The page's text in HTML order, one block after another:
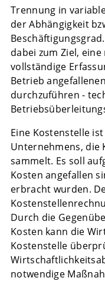
Trennung in
der Abhängigkeit
dabei zum Ziel,
vollständige
Betrieb
durchzuführen -
Eine Kostenstelle
Unternehmens, die
sammelt. Es soll
Kosten angefallen
erbracht wurden.
Durch die
Kosten kann die
Kostenstelle
notwendige